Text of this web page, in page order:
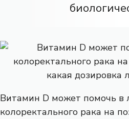
Витамин D может помочь в
колоректального рака на